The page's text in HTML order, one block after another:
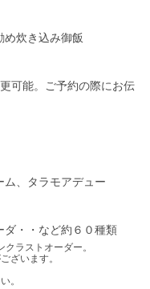
め炊き込み御飯
可能。ご予約の際にお伝
、タラモアデュー
ダ・・など約６０種類
ラストオーダー。
ざいます。
。